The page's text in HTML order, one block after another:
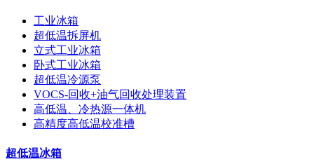
工业冰箱
超低温拆屏机
立式工业冰箱
卧式工业冰箱
超低温冷源泵
VOCS-回收+油气回收处理装置
高低温、冷热源一体机
高精度高低温校准槽
超低温冰箱